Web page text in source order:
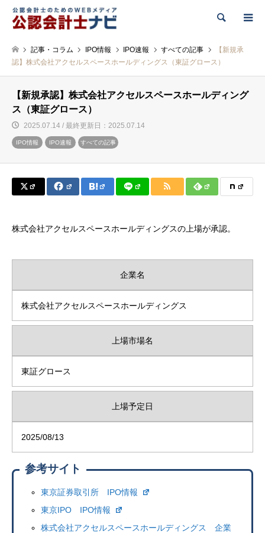
検索
記事・コラム IPO情報 IPO速報 すべての記事
【新規承
認】株式会社アクセルスペースホールディングス（東証グロース）
【新規承認】株式会社アクセルスペースホールディング
ス（東証グロース）
2025.07.14 / 最終更新日：2025.07.14
IPO情報 IPO速報 すべての記事
株式会社アクセルスペースホールディングスの上場が承認。
企業名
株式会社アクセルスペースホールディングス
上場市場名
東証グロース
上場予定日
2025/08/13
参考サイト
東京証券取引所 IPO情報
東京IPO IPO情報
株式会社アクセルスペースホールディングス 企業